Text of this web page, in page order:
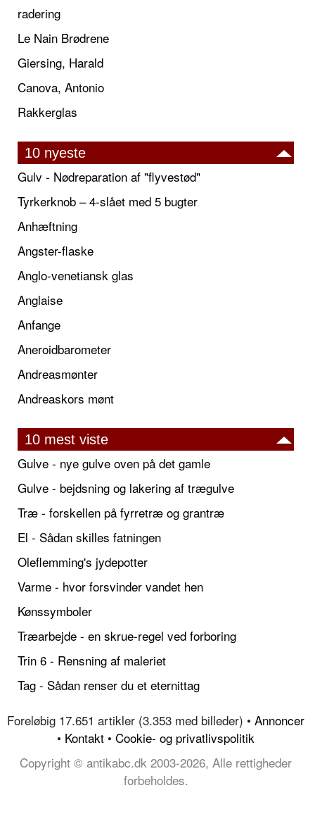
radering
Le Nain Brødrene
Giersing, Harald
Canova, Antonio
Rakkerglas
10 nyeste
Gulv - Nødreparation af "flyvestød"
Tyrkerknob – 4-slået med 5 bugter
Anhæftning
Angster-flaske
Anglo-venetiansk glas
Anglaise
Anfange
Aneroidbarometer
Andreasmønter
Andreaskors mønt
10 mest viste
Gulve - nye gulve oven på det gamle
Gulve - bejdsning og lakering af trægulve
Træ - forskellen på fyrretræ og grantræ
El - Sådan skilles fatningen
Oleflemming's jydepotter
Varme - hvor forsvinder vandet hen
Kønssymboler
Træarbejde - en skrue-regel ved forboring
Trin 6 - Rensning af maleriet
Tag - Sådan renser du et eternittag
Foreløbig 17.651 artikler (3.353 med billeder) • Annoncer
• Kontakt • Cookie- og privatlivspolitik
Copyright © antikabc.dk 2003-2026, Alle rettigheder
forbeholdes.